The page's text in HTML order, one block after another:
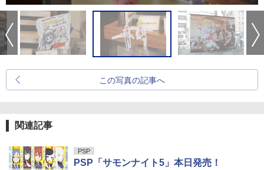
この写真の記事へ
関連記事
PSP
PSP「サモンナイト5」本日発売！